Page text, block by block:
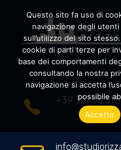
Amministrazioni Rizzardo
+39
Questo sito fa uso di
navigazione degli
sull’utilizzo del sito
cookie di parti terze per
base dei comportamenti
consultando la nostra
navigazione si accetta
possibile
Accetto